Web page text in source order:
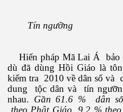
Tín ngưỡng
Hiến pháp Mã Lai Á bảo
dù đã dùng Hồi Giáo là
kiểm tra 2010 về dân số và
dung tộc dân và tín
nhau. Gần 61.6 % dân
theo Phật Giáo, 9.2 %
ở Hoa Kỳ năm 2015